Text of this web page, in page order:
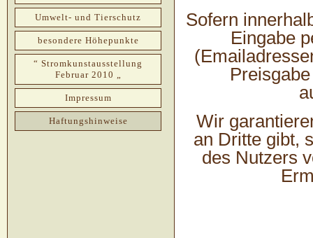
Sofern
Eingabe
Wir
an Dritte gibt,
des Nutzers
Umwelt- und Tierschutz
besondere Höhepunkte
“ Stromkunstausstellung
Februar 2010 „
Impressum
Haftungshinweise